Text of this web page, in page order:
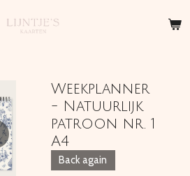
Weekplanner
- Natuurlijk
patroon nr. 1
A4
Back again